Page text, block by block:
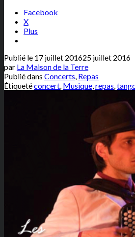
Facebook
X
Plus
Publié le 17 juillet 201625 juillet 2016
par La Maison de la Terre
Publié dans Concerts, Repas
Étiquetéconcert, Musique,repas,